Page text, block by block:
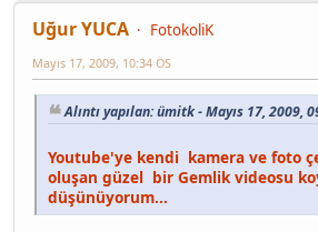
Uğur YUCA
FotokoliK
Mayıs 17, 2009, 10:34 ÖS
Alıntı yapılan: ümitk - Mayıs 17, 2009,
Youtube'ye kendi kamera ve foto
oluşan güzel bir Gemlik videosu
düşünüyorum...